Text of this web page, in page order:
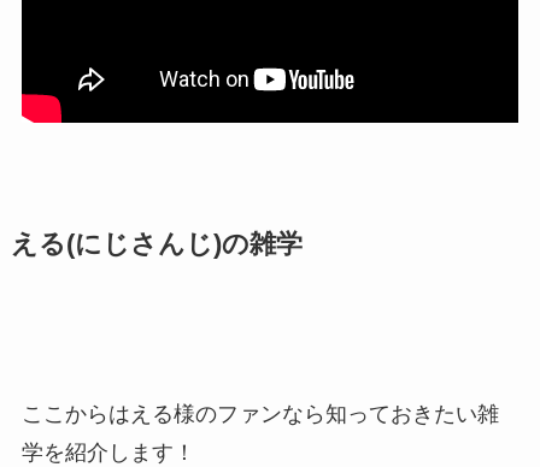
える(にじさんじ)の雑学
ここからはえる様のファンなら知っておきたい雑
学を紹介します！